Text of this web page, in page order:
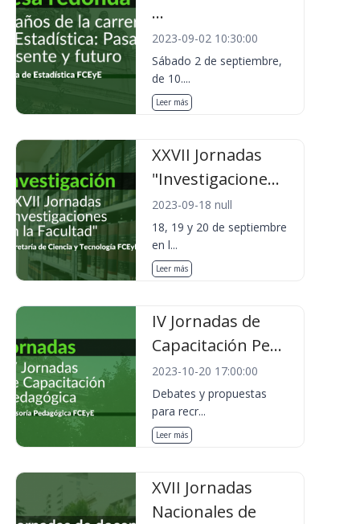
...
2023-09-02 10:30:00
Sábado 2 de septiembre,
de 10....
Leer más
XXVII Jornadas
"Investigacione...
2023-09-18 null
18, 19 y 20 de septiembre
en l...
Leer más
IV Jornadas de
Capacitación Pe...
2023-10-20 17:00:00
Debates y propuestas
para recr...
Leer más
XVII Jornadas
Nacionales de